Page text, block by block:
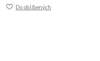
Do oblíbených